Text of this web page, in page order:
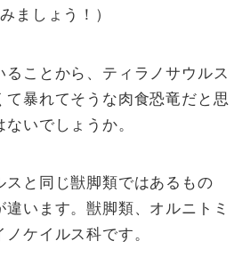
ましょう！）
ことから、ティラノサウルス
暴れてそうな肉食恐竜だと思
いでしょうか。
スと同じ獣脚類ではあるもの
います。獣脚類、オルニトミ
ケイルス科です。